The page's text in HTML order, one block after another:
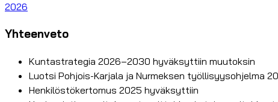
2026
Yhteenveto
Kuntastrategia 2026–2030 hyväksyttiin muutoksin
Luotsi Pohjois-Karjala ja Nurmeksen työllisyysohjelma
Henkilöstökertomus 2025 hyväksyttiin